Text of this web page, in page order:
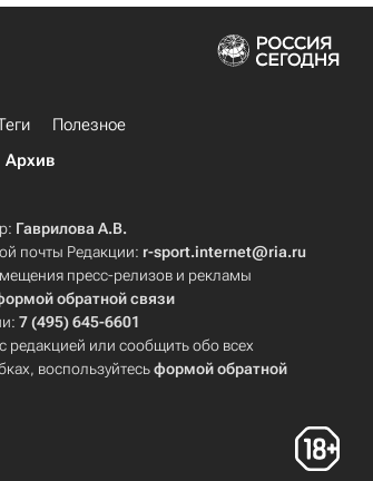
Полезное
Архив
Гаврилова А.В.
почты Редакции: r-sport.internet@ria.ru
пресс-релизов и рекламы
обратной связи
7 (495) 645-6601
редакцией или сообщить обо всех
воспользуйтесьформой обратной